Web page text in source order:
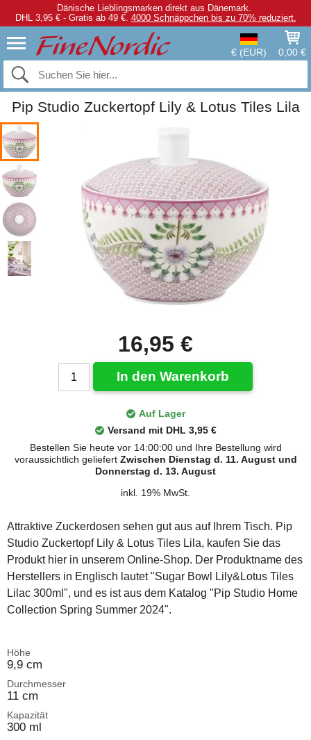
Dänische Lieblingsmarken direkt aus Dänemark.
DHL 3,95 € - Gratis ab 49 €. 4000 Schnäppchen bis zu 70% reduziert.
€ (EUR) 0,00 €
Pip Studio Zuckertopf Lily & Lotus Tiles Lila
16,95 €
In den Warenkorb
Auf Lager
Versand mit DHL 3,95 €
Bestellen Sie heute vor 14:00:00 und Ihre Bestellung wird
voraussichtlich geliefert Zwischen Dienstag d. 11. August und
Donnerstag d. 13. August
inkl. 19% MwSt.
Attraktive Zuckerdosen sehen gut aus auf Ihrem Tisch. Pip
Studio Zuckertopf Lily & Lotus Tiles Lila, kaufen Sie das
Produkt hier in unserem Online-Shop. Der Produktname des
Herstellers in Englisch lautet "Sugar Bowl Lily&Lotus Tiles
Lilac 300ml", und es ist aus dem Katalog "Pip Studio Home
Collection Spring Summer 2024".
Höhe
9,9 cm
Durchmesser
11 cm
Kapazität
300 ml